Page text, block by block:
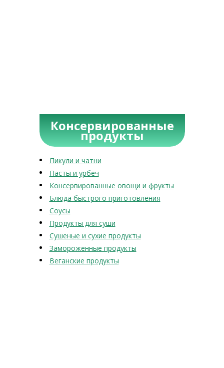
Консервированные
продукты
Пикули и чатни
Пасты и урбеч
Консервированные овощи и фрукты
Блюда быстрого приготовления
Соусы
Продукты для суши
Сушеные и сухие продукты
Замороженные продукты
Веганские продукты